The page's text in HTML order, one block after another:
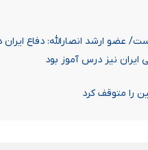
عضو ارشد انصارالله: دفاع
نیز درس آموز بود
را متوقف کرد